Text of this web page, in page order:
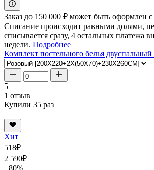
Заказ до 150 000 ₽ может быть оформлен с
Списание происходит равными долями,
списывается сразу, 4 остальных платежа
недели. Подробнее
Комплект постельного белья
5
1 отзыв
Купили 35 раз
Хит
518₽
2 590₽